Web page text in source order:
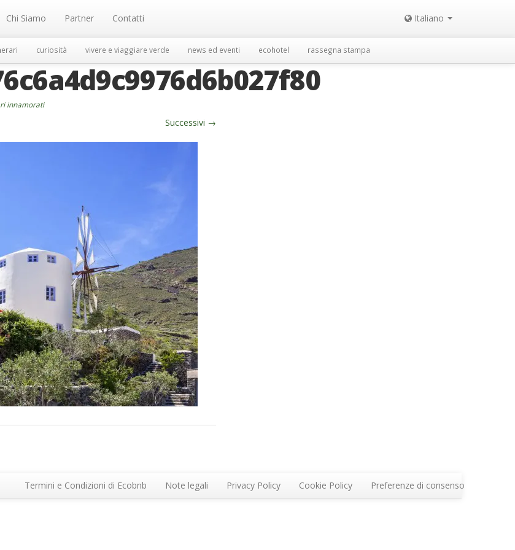
Chi Siamo Partner Contatti Italiano
curiosità vivere e viaggiare verde news ed eventi ecohotel rassegna stampa
innamorati
Successivi →
Termini e Condizioni di Ecobnb Note legali Privacy Policy Cookie Policy Preferenze di consenso